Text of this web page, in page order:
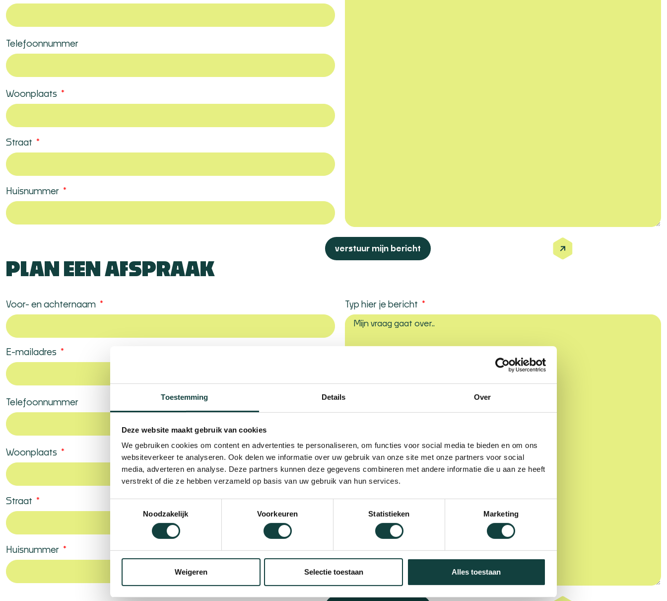
Toestemming Details Over
Deze website maakt gebruik van cookies
We gebruiken cookies om content en advertenties te personaliseren, om functies voor social media te bieden en om ons
websiteverkeer te analyseren. Ook delen we informatie over uw gebruik van onze site met onze partners voor social
media, adverteren en analyse. Deze partners kunnen deze gegevens combineren met andere informatie die u aan ze heeft
verstrekt of die ze hebben verzameld op basis van uw gebruik van hun services.
Noodzakelijk
Voorkeuren Statistieken Marketing
Weigeren Selectie toestaan Alles toestaan
Telefoonnummer
Woonplaats
Straat
Huisnummer
verstuur mijn bericht
PLAN EEN AFSPRAAK
Voor- en achternaam
E-mailadres
Telefoonnummer
Woonplaats
Straat
Huisnummer
Typ hier je bericht